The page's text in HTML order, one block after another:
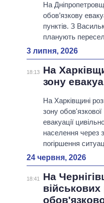
На
обов’язкову
пунктів. З
планують
3 липня, 2026
18:13
На
зону
На Харківщині
зону обов'язкової
евакуації
населення через
погіршення
24 червня, 2026
18:41
На